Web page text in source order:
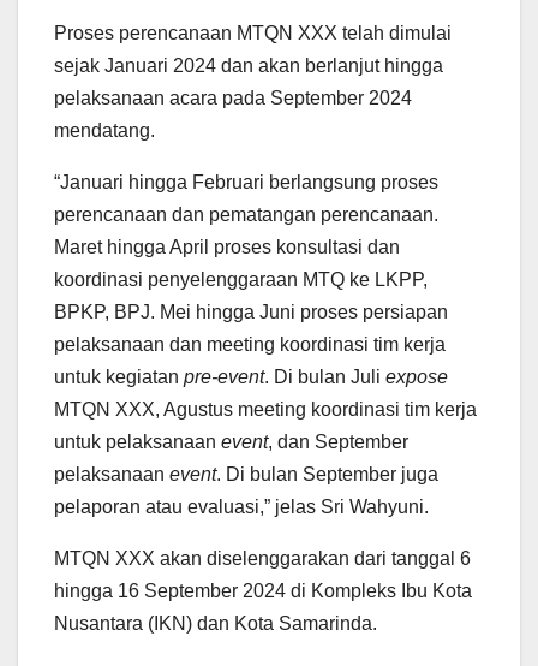
Proses perencanaan MTQN XXX telah dimulai
sejak Januari 2024 dan akan berlanjut hingga
pelaksanaan acara pada September 2024
mendatang.
“Januari hingga Februari berlangsung proses
perencanaan dan pematangan perencanaan.
Maret hingga April proses konsultasi dan
koordinasi penyelenggaraan MTQ ke LKPP,
BPKP, BPJ. Mei hingga Juni proses persiapan
pelaksanaan dan meeting koordinasi tim kerja
untuk kegiatan pre-event. Di bulan Juli expose
MTQN XXX, Agustus meeting koordinasi tim kerja
untuk pelaksanaan event, dan September
pelaksanaan event. Di bulan September juga
pelaporan atau evaluasi,” jelas Sri Wahyuni.
MTQN XXX akan diselenggarakan dari tanggal 6
hingga 16 September 2024 di Kompleks Ibu Kota
Nusantara (IKN) dan Kota Samarinda.